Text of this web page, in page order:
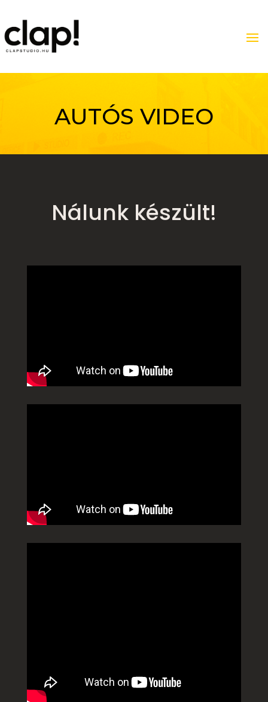
AUTÓS VIDEO
Nálunk készült!